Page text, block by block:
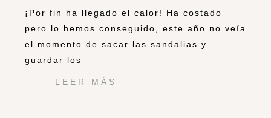
¡Por fin ha llegado el calor! Ha costado
pero lo hemos conseguido, este año no veía
el momento de sacar las sandalias y
guardar los
LEER MÁS